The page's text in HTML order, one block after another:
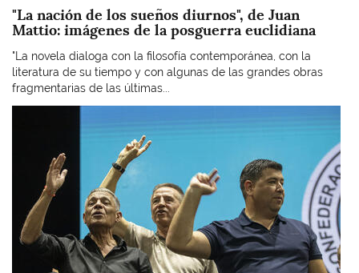
"La nación de los sueños diurnos", de Juan
Mattio: imágenes de la posguerra euclidiana
"La novela dialoga con la filosofía contemporánea, con la
literatura de su tiempo y con algunas de las grandes obras
fragmentarias de las últimas...